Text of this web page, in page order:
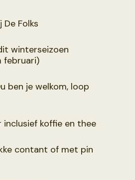
Folks
winterseizoen
februari)
ben je welkom, loop
inclusief koffie en thee
contant of met pin